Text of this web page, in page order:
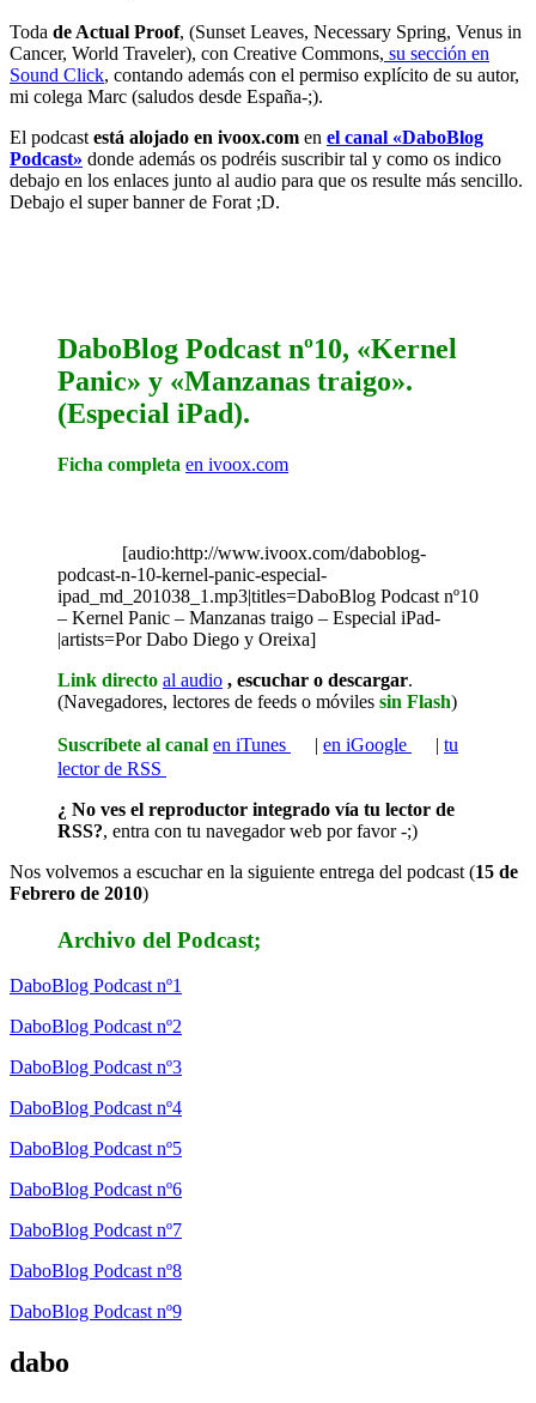
Toda de Actual Proof, (Sunset Leaves, Necessary Spring, Venus in
Cancer, World Traveler), con Creative Commons, su sección en
Sound Click, contando además con el permiso explícito de su autor,
mi colega Marc (saludos desde España-;).
El podcast está alojado en ivoox.com en el canal «DaboBlog
Podcast» donde además os podréis suscribir tal y como os indico
debajo en los enlaces junto al audio para que os resulte más sencillo.
Debajo el super banner de Forat ;D.
DaboBlog Podcast nº10, «Kernel
Panic» y «Manzanas traigo».
(Especial iPad).
Ficha completa en ivoox.com
[audio:http://www.ivoox.com/daboblog-
podcast-n-10-kernel-panic-especial-
ipad_md_201038_1.mp3|titles=DaboBlog Podcast nº10
– Kernel Panic – Manzanas traigo – Especial iPad-
|artists=Por Dabo Diego y Oreixa]
Link directo al audio , escuchar o descargar.
(Navegadores, lectores de feeds o móviles sin Flash)
Suscríbete al canal en iTunes | en iGoogle | tu
lector de RSS
¿ No ves el reproductor integrado vía tu lector de
RSS?, entra con tu navegador web por favor -;)
Nos volvemos a escuchar en la siguiente entrega del podcast (15 de
Febrero de 2010)
Archivo del Podcast;
DaboBlog Podcast nº1
DaboBlog Podcast nº2
DaboBlog Podcast nº3
DaboBlog Podcast nº4
DaboBlog Podcast nº5
DaboBlog Podcast nº6
DaboBlog Podcast nº7
DaboBlog Podcast nº8
DaboBlog Podcast nº9
dabo